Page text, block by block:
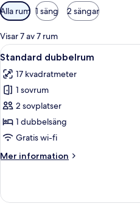
Tillgängliga
filter
för
rum
Alla rum 1 säng 2 sängar
Visar 7 av 7 rum
Öppna
alla
foton
för
Standard
dubbelrum
4
Standard dubbelrum
17 kvadratmeter
1 sovrum
2 sovplatser
1 dubbelsäng
Gratis wi-fi
Mer information
Mer
dubbelrum